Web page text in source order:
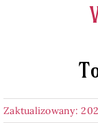
Zaktualizowany: